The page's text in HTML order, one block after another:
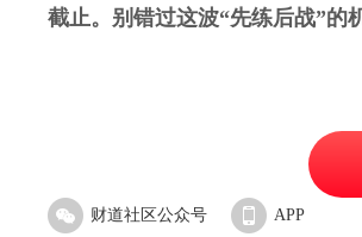
截止。别错过这波“先练后战”的
财道社区公众号 APP